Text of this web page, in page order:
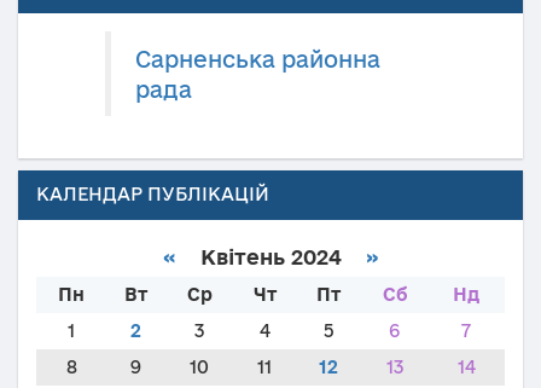
Сарненська районна
рада
КАЛЕНДАР ПУБЛІКАЦІЙ
« Квітень 2024 »
Пн Вт Ср Чт Пт Сб
Нд
1
2 3 4 5 6
7
8
9 10 11 12 13
14